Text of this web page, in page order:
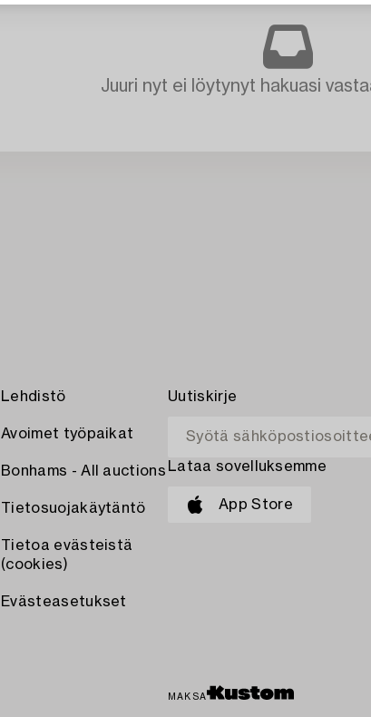
Juuri nyt ei löytynyt hakuasi
Lehdistö
Avoimet työpaikat
Bonhams - All auctions
Tietosuojakäytäntö
Tietoa evästeistä
(cookies)
Evästeasetukset
Uutiskirje
Lataa sovelluksemme
App Store
MAKSA